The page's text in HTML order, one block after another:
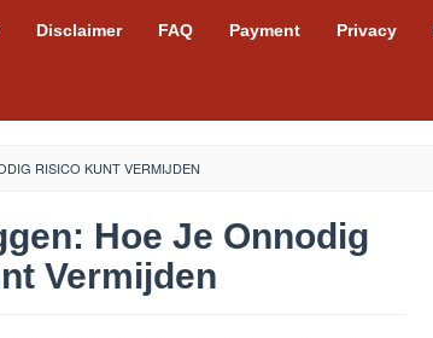
Disclaimer FAQ Payment Privacy
RISICO KUNT VERMIJDEN
Hoe Je Onnodig
Vermijden